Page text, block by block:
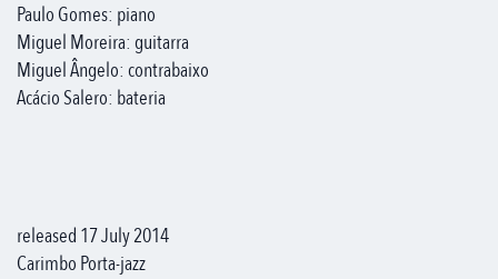
Paulo Gomes: piano
Miguel Moreira: guitarra
Miguel Ângelo: contrabaixo
Acácio Salero: bateria
released 17 July 2014
Carimbo Porta-jazz